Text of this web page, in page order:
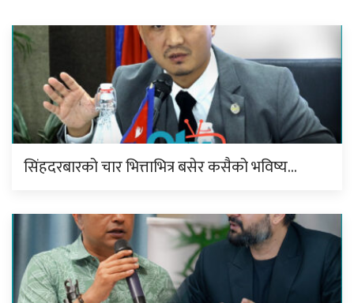
सिंहदरबारको चार भित्ताभित्र बसेर कसैको भविष्य…